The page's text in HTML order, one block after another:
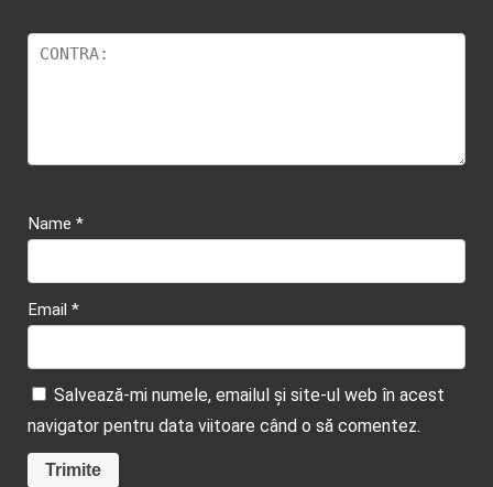
Name *
Email *
Salvează-mi numele, emailul și site-ul web în acest
navigator pentru data viitoare când o să comentez.